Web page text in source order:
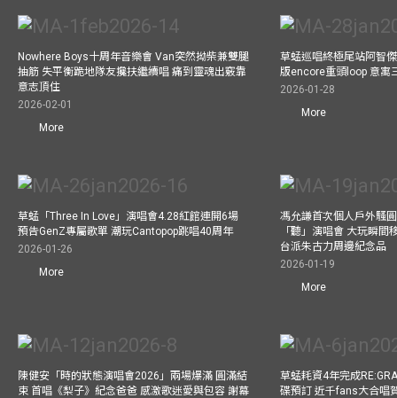
Nowhere Boys十周年音樂會 Van突然拗柴兼雙腿
抽筋 失平衡跪地隊友攙扶繼續唱 痛到靈魂出竅靠
意志頂住
2026-02-01
More
草蜢巡唱終極尾站阿智
版encore重頭loop 意寓
2026-01-28
More
草蜢「Three In Love」演唱會4.28紅館連開6場
預告GenZ專屬歌單 潮玩Cantopop跳唱40周年
2026-01-26
More
馮允謙首次個人戶外騷
「聽」演唱會 大玩瞬
台派朱古力周邊紀念品
2026-01-19
More
陳健安「時的狀態演唱會2026」兩場爆滿 圓滿結
束 首唱《梨子》紀念爸爸 感激歌迷愛與包容 謝幕
草蜢耗資4年完成
碟預訂 近千fans大合唱